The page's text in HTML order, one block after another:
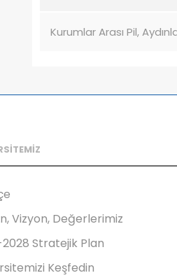
Kurumlar Arası Pil,
Vizyon, Değerlerimiz
Stratejik Plan
Keşfedin